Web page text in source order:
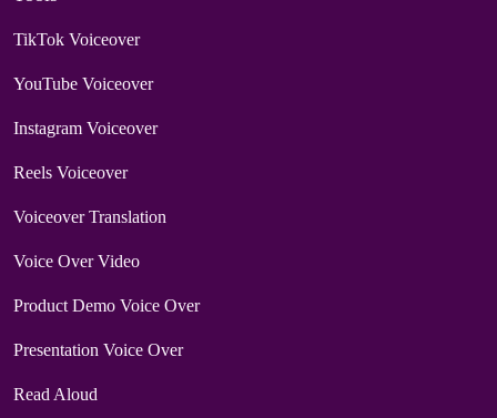
TikTok Voiceover
YouTube Voiceover
Instagram Voiceover
Reels Voiceover
Voiceover Translation
Voice Over Video
Product Demo Voice Over
Presentation Voice Over
Read Aloud